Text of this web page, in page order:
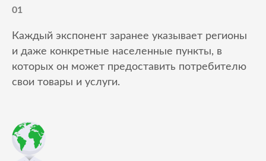
01
Каждый экспонент заранее указывает регионы
и даже конкретные населенные пункты, в
которых он может предоставить потребителю
свои товары и услуги.